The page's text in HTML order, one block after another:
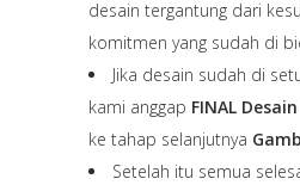
desain tergantung dari
komitmen yang sudah di
Jika desain sudah di
kami anggap FINAL Desain
ke tahap selanjutnya
Setelah itu semua